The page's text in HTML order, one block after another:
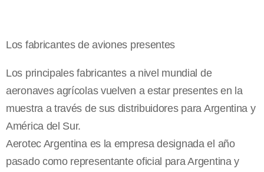
Los fabricantes de aviones presentes
Los principales fabricantes a nivel mundial de
aeronaves agrícolas vuelven a estar presentes en la
muestra a través de sus distribuidores para Argentina y
América del Sur.
Aerotec Argentina es la empresa designada el año
pasado como representante oficial para Argentina y